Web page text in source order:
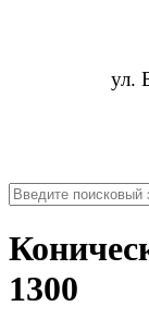
ул.
1300